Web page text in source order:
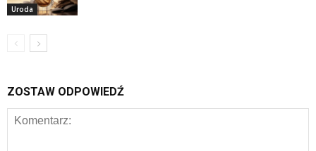
Uroda
ZOSTAW ODPOWIEDŹ